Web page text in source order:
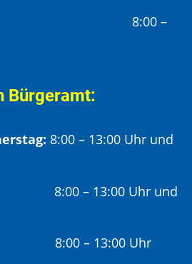
8:00 –
Bürgeramt:
8:00 – 13:00 Uhr und
– 13:00 Uhr und
– 13:00 Uhr